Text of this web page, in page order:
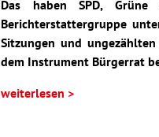
Das haben SPD,
Berichterstattergruppe
Sitzungen und
dem Instrument Bürgerrat
weiterlesen >